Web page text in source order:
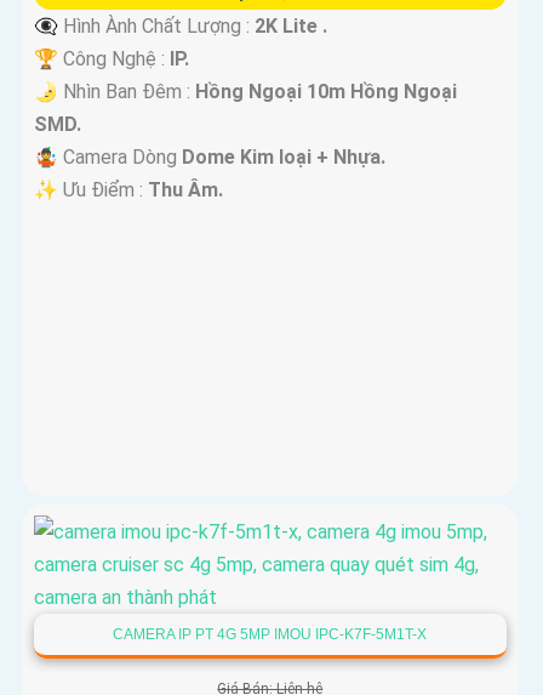
👁️‍🗨 Hình Ành Chất Lượng : 2K Lite .
🏆 Công Nghệ : IP.
🌛 Nhìn Ban Đêm : Hồng Ngoại 10m Hồng Ngoại
SMD.
🤹 Camera Dòng Dome Kim loại + Nhựa.
️✨ Ưu Điểm : Thu Âm.
CAMERA IP PT 4G 5MP IMOU IPC-K7F-5M1T-X
Giá Bán: Liên hệ